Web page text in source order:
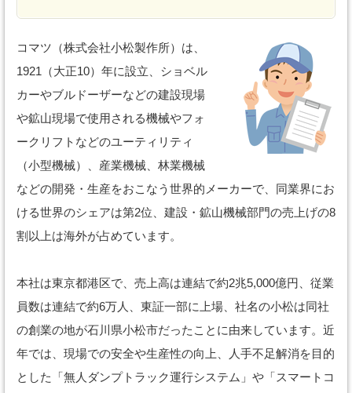
コマツ（株式会社小松製作所）は、
1921（大正10）年に設立、ショベル
カーやブルドーザーなどの建設現場
や鉱山現場で使用される機械やフォ
ークリフトなどのユーティリティ
（小型機械）、産業機械、林業機械
などの開発・生産をおこなう世界的メーカーで、同業界にお
ける世界のシェアは第2位、建設・鉱山機械部門の売上げの8
割以上は海外が占めています。
本社は東京都港区で、売上高は連結で約2兆5,000億円、従業
員数は連結で約6万人、東証一部に上場、社名の小松は同社
の創業の地が石川県小松市だったことに由来しています。近
年では、現場での安全や生産性の向上、人手不足解消を目的
とした「無人ダンプトラック運行システム」や「スマートコ